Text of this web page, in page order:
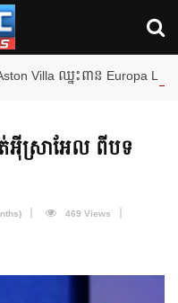
ឈ្នះពាន Europa League
ស្រាអែល ពីបទ
469 Views